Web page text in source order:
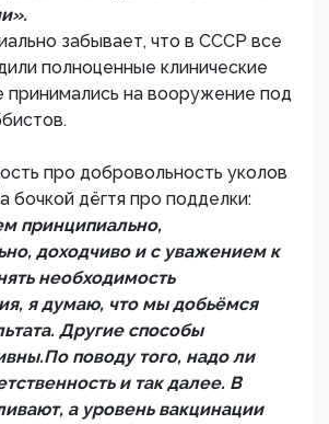
забывает, что в СССР все
полноценные клинические
принимались на вооружение под
про добровольность уколов
бочкой дёгтя про подделки:
принципиально,
доходчиво и с уважением к
необходимость
я думаю, что мы добьёмся
Другие способы
поводу того, надо ли
и так далее. В
а уровень вакцинации